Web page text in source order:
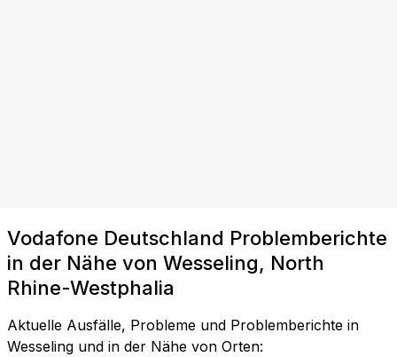
Vodafone Deutschland Problemberichte
in der Nähe von Wesseling, North
Rhine-Westphalia
Aktuelle Ausfälle, Probleme und Problemberichte in
Wesseling und in der Nähe von Orten: